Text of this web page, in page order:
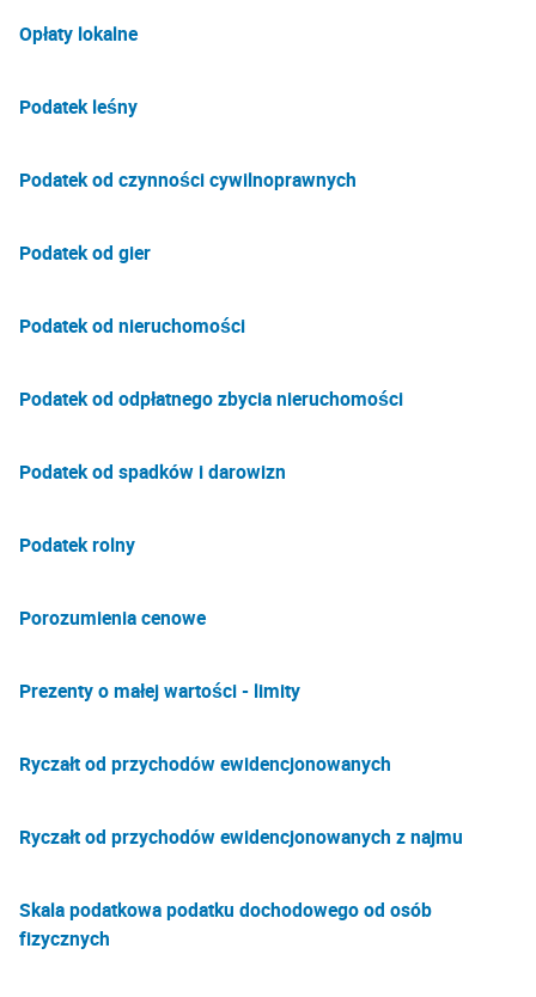
Opłaty lokalne
Podatek leśny
Podatek od czynności cywilnoprawnych
Podatek od gier
Podatek od nieruchomości
Podatek od odpłatnego zbycia nieruchomości
Podatek od spadków i darowizn
Podatek rolny
Porozumienia cenowe
Prezenty o małej wartości - limity
Ryczałt od przychodów ewidencjonowanych
Ryczałt od przychodów ewidencjonowanych z najmu
Skala podatkowa podatku dochodowego od osób
fizycznych